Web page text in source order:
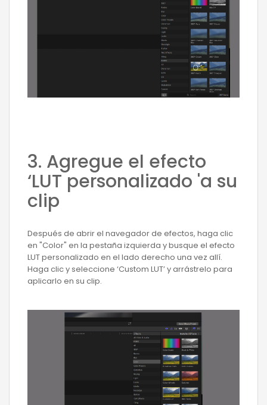
3. Agregue el efecto
‘LUT personalizado 'a su
clip
Después de abrir el navegador de efectos, haga clic
en "Color" en la pestaña izquierda y busque el efecto
LUT personalizado en el lado derecho una vez allí.
Haga clic y seleccione ‘Custom LUT’ y arrástrelo para
aplicarlo en su clip.